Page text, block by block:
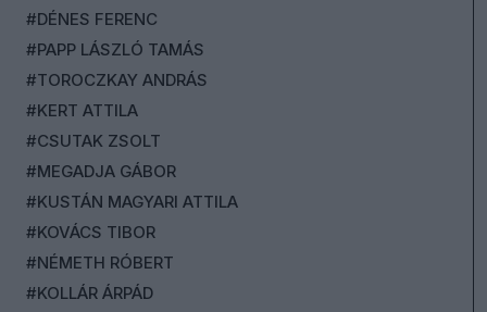
#DÉNES FERENC
#PAPP LÁSZLÓ TAMÁS
#TOROCZKAY ANDRÁS
#KERT ATTILA
#CSUTAK ZSOLT
#MEGADJA GÁBOR
#KUSTÁN MAGYARI ATTILA
#KOVÁCS TIBOR
#NÉMETH RÓBERT
#KOLLÁR ÁRPÁD